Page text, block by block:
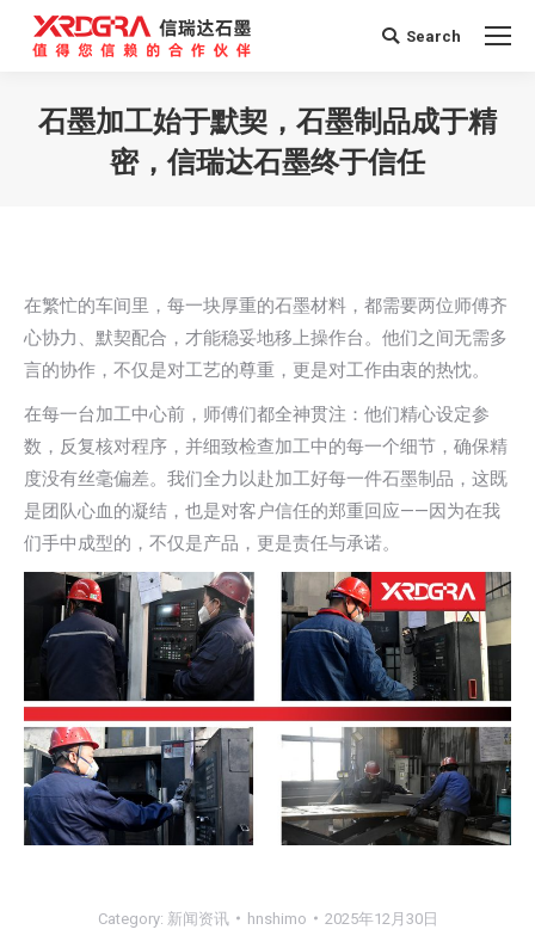
Search:
Search
石墨加工始于默契，石墨制品成于精
密，信瑞达石墨终于信任
在繁忙的车间里，每一块厚重的石墨材料，都需要两位师傅齐
心协力、默契配合，才能稳妥地移上操作台。他们之间无需多
言的协作，不仅是对工艺的尊重，更是对工作由衷的热忱。
在每一台加工中心前，师傅们都全神贯注：他们精心设定参
数，反复核对程序，并细致检查加工中的每一个细节，确保精
度没有丝毫偏差。我们全力以赴加工好每一件石墨制品，这既
是团队心血的凝结，也是对客户信任的郑重回应——因为在我
们手中成型的，不仅是产品，更是责任与承诺。
Category: 新闻资讯 hnshimo 2025年12月30日